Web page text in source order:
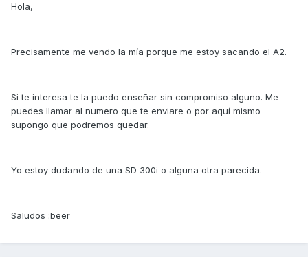
Hola,
Precisamente me vendo la mía porque me estoy sacando el A2.
Si te interesa te la puedo enseñar sin compromiso alguno. Me
puedes llamar al numero que te enviare o por aquí mismo
supongo que podremos quedar.
Yo estoy dudando de una SD 300i o alguna otra parecida.
Saludos :beer